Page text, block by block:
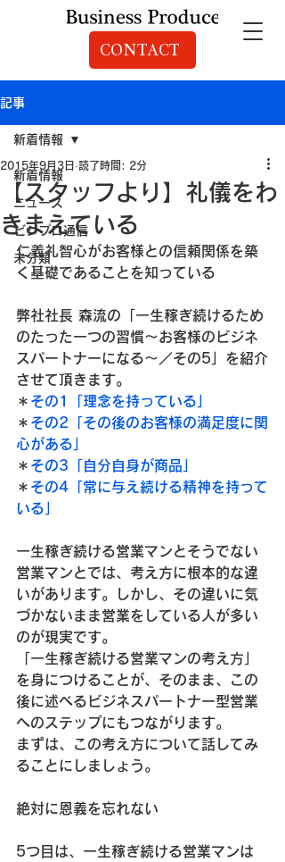
CONTACT
記事
新着情報
ニュース
ビジプロ通信
未分類
新着情報
【スタッフより】礼儀をわ
きまえている
2015年9月3日 読了時間: 2分
仁義礼智心がお客様との信頼関係を築
く基礎であることを知っている
弊社社長 森流の「一生稼ぎ続けるため
のたった一つの習慣～お客様のビジネ
スパートナーになる～／その5」を紹介
させて頂きます。
＊ その1「理念を持っている」
＊ その2「その後のお客様の満足度に関
心がある」
＊ その3「自分自身が商品」
＊ その4「常に与え続ける精神を持って
いる」
一生稼ぎ続ける営業マンとそうでない
営業マンとでは、考え方に根本的な違
いがあります。しかし、その違いに気
づかないまま営業をしている人が多い
のが現実です。
「一生稼ぎ続ける営業マンの考え方」
を身につけることが、そのまま、この
後に述べるビジネスパートナー型営業
へのステップにもつながります。
まずは、この考え方について話してみ
ることにしましょう。
絶対に恩義を忘れない
5つ目は、一生稼ぎ続ける営業マンは